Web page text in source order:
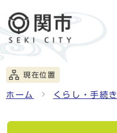
現在位置
ホーム くらし・手続き